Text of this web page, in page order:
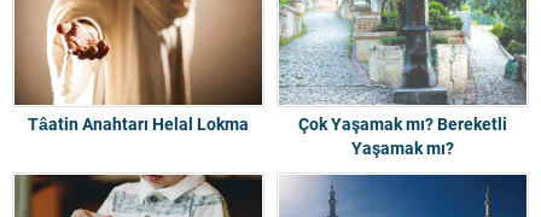
Tâatin Anahtarı Helal Lokma
Çok Yaşamak mı? Bereketli
Yaşamak mı?